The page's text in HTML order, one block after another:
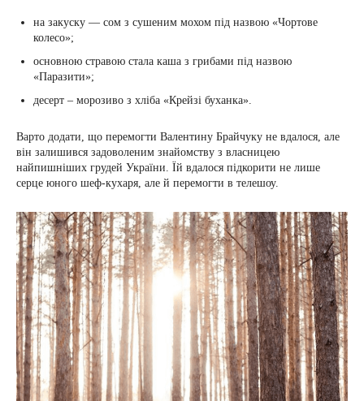
на закуску — сом з сушеним мохом під назвою «Чортове
колесо»;
основною стравою стала каша з грибами під назвою
«Паразити»;
десерт – морозиво з хліба «Крейзі буханка».
Варто додати, що перемогти Валентину Брайчуку не вдалося, але
він залишився задоволеним знайомству з власницею
найпишніших грудей України. Їй вдалося підкорити не лише
серце юного шеф-кухаря, але й перемогти в телешоу.